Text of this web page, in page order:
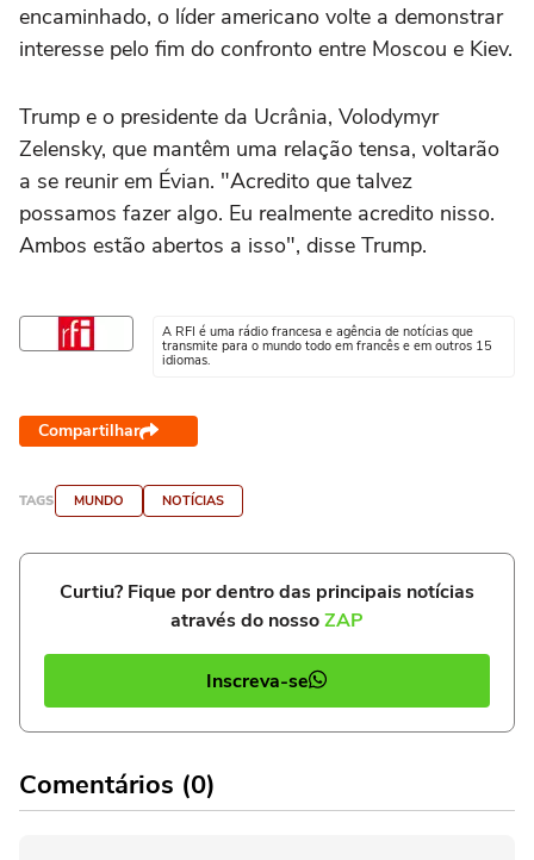
encaminhado, o líder americano volte a demonstrar
interesse pelo fim do confronto entre Moscou e Kiev.
Trump e o presidente da Ucrânia, Volodymyr
Zelensky, que mantêm uma relação tensa, voltarão
a se reunir em Évian. "Acredito que talvez
possamos fazer algo. Eu realmente acredito nisso.
Ambos estão abertos a isso", disse Trump.
A RFI é uma rádio francesa e agência de notícias que
transmite para o mundo todo em francês e em outros 15
idiomas.
Compartilhar
TAGS MUNDO NOTÍCIAS
Curtiu? Fique por dentro das principais notícias
através do nossoZAP
Inscreva-se
Comentários (0)